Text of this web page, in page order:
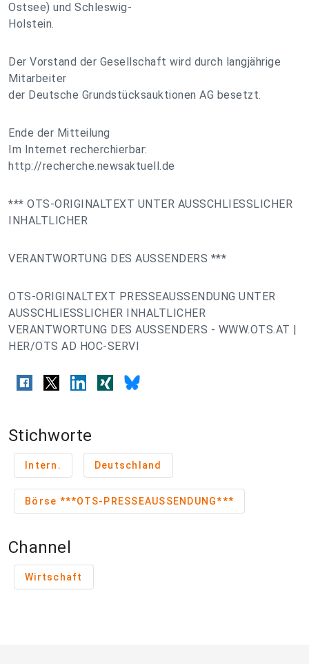
Ostsee) und Schleswig-
Holstein.
Der Vorstand der Gesellschaft wird durch langjährige
Mitarbeiter
der Deutsche Grundstücksauktionen AG besetzt.
Ende der Mitteilung
Im Internet recherchierbar:
http://recherche.newsaktuell.de
*** OTS-ORIGINALTEXT UNTER AUSSCHLIESSLICHER
INHALTLICHER
VERANTWORTUNG DES AUSSENDERS ***
OTS-ORIGINALTEXT PRESSEAUSSENDUNG UNTER
AUSSCHLIESSLICHER INHALTLICHER
VERANTWORTUNG DES AUSSENDERS - WWW.OTS.AT |
HER/OTS AD HOC-SERVI
Stichworte
Intern. Deutschland
Börse ***OTS-PRESSEAUSSENDUNG***
Channel
Wirtschaft